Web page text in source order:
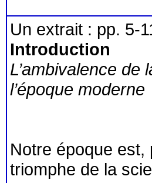
Un extrait : pp. 5-
Introduction
L’ambivalence
l’époque moderne
Notre époque
triomphe de la